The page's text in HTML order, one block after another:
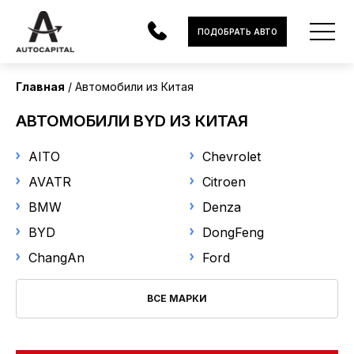
В НАЛИЧИИ
МОТОЦИКЛЫ
ЛИЗИНГ
НОВОСТИ
ПОДОБРАТЬ АВТО
Главная Автомобили из Китая
АВТОМОБИЛИ BYD ИЗ КИТАЯ
AITO
AVATR
BMW
BYD
ChangAn
Chevrolet
Citroen
Denza
DongFeng
Ford
ВСЕ МАРКИ
Страна поставки
Модель
Выберите модель
Год выпуска
от до